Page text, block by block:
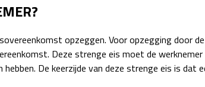
opzeggen. Voor opzegging door
Deze strenge eis moet de
De keerzijde van deze strenge eis is dat